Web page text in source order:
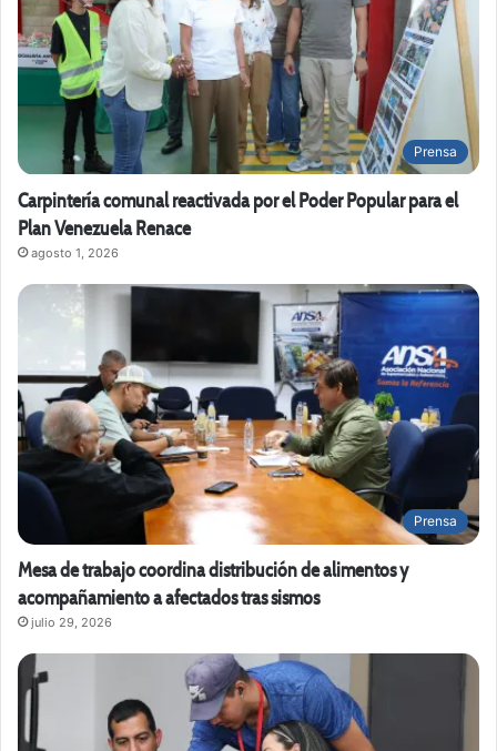
Prensa
Carpintería comunal reactivada por el Poder Popular para el
Plan Venezuela Renace
agosto 1, 2026
Prensa
Mesa de trabajo coordina distribución de alimentos y
acompañamiento a afectados tras sismos
julio 29, 2026